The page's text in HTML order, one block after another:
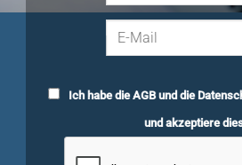
Ich habe dieAGBund die
und akzeptiere